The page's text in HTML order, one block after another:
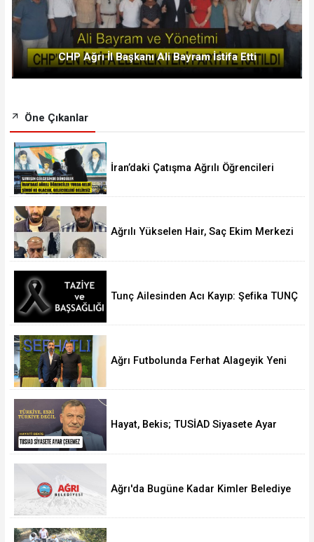
CHP Ağrı İl Başkanı Ali Bayram İstifa Etti
Öne Çıkanlar
İran’daki Çatışma Ağrılı Öğrencileri
Ağrılı Yükselen Hair, Saç Ekim Merkezi
Tunç Ailesinden Acı Kayıp: Şefika TUNÇ
Ağrı Futbolunda Ferhat Alageyik Yeni
Hayat, Bekis; TUSİAD Siyasete Ayar
Ağrı'da Bugüne Kadar Kimler Belediye